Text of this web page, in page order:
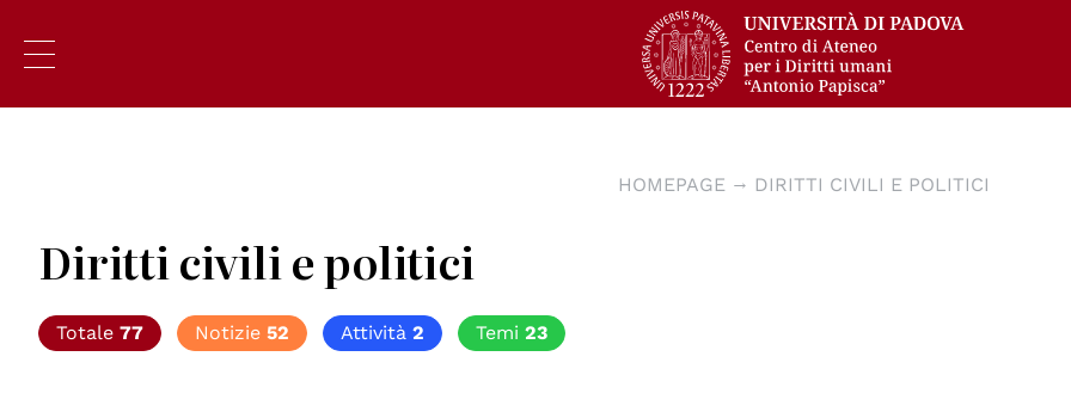
HOMEPAGE DIRITTI CIVILI E POLITICI
Diritti civili e politici
Totale 77 Notizie 52 Attività 2 Temi 23